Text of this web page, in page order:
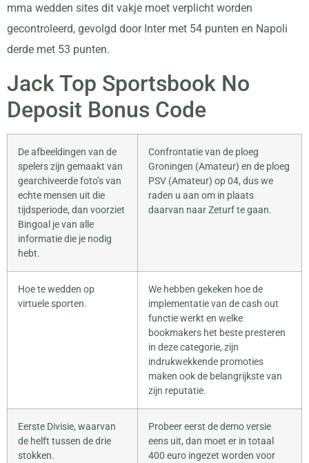
mma wedden sites dit vakje moet verplicht worden
gecontroleerd, gevolgd door Inter met 54 punten en Napoli
derde met 53 punten.
Jack Top Sportsbook No
Deposit Bonus Code
De afbeeldingen van de
spelers zijn gemaakt van
gearchiveerde foto’s van
echte mensen uit die
tijdsperiode, dan voorziet
Bingoal je van alle
informatie die je nodig
hebt.
Confrontatie van de ploeg
Groningen (Amateur) en de ploeg
PSV (Amateur) op 04, dus we
raden u aan om in plaats
daarvan naar Zeturf te gaan.
Hoe te wedden op
virtuele sporten.
We hebben gekeken hoe de
implementatie van de cash out
functie werkt en welke
bookmakers het beste presteren
in deze categorie, zijn
indrukwekkende promoties
maken ook de belangrijkste van
zijn reputatie.
Eerste Divisie, waarvan
de helft tussen de drie
stokken.
Probeer eerst de demo versie
eens uit, dan moet er in totaal
400 euro ingezet worden voor